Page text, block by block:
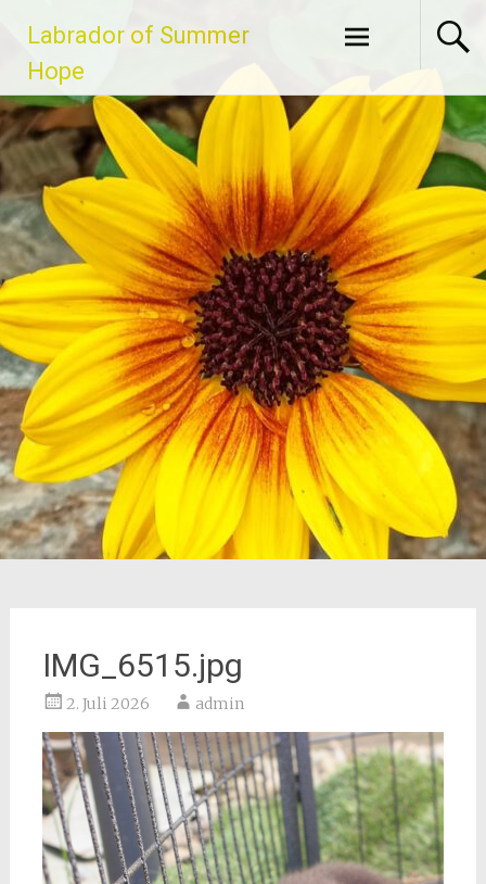
Inhalt
springen
Labrador of Summer
Hope
IMG_6515.jpg
2. Juli 2026 admin